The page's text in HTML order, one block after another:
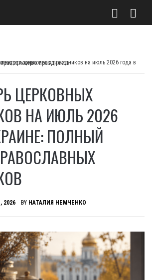
в Украине: полный список православных праздников
ЦЕРКОВНЫХ
НА ИЮЛЬ 2026
ПОЛНЫЙ
2026 BY НАТАЛИЯ НЕМЧЕНКО